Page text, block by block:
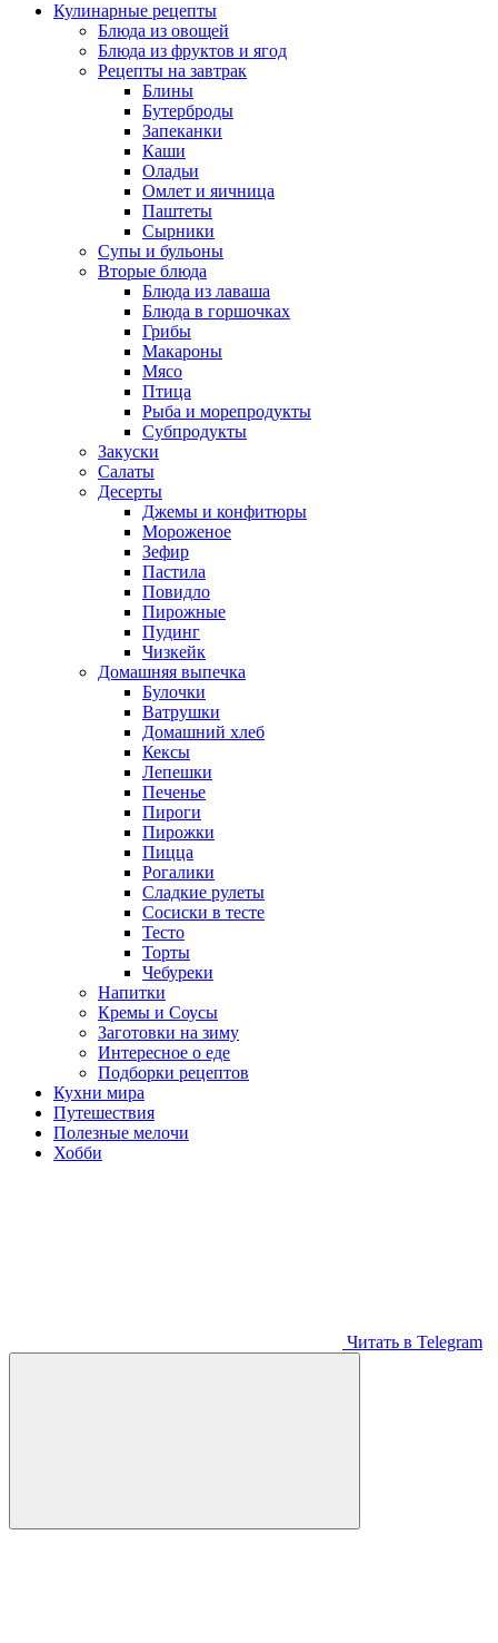
Кулинарные рецепты
Блюда из овощей
Блюда из фруктов и ягод
Рецепты на завтрак
Блины
Бутерброды
Запеканки
Каши
Оладьи
Омлет и яичница
Паштеты
Сырники
Супы и бульоны
Вторые блюда
Блюда из лаваша
Блюда в горшочках
Грибы
Макароны
Мясо
Птица
Рыба и морепродукты
Субпродукты
Закуски
Салаты
Десерты
Джемы и конфитюры
Мороженое
Зефир
Пастила
Повидло
Пирожные
Пудинг
Чизкейк
Домашняя выпечка
Булочки
Ватрушки
Домашний хлеб
Кексы
Лепешки
Печенье
Пироги
Пирожки
Пицца
Рогалики
Сладкие рулеты
Сосиски в тесте
Тесто
Торты
Чебуреки
Напитки
Кремы и Соусы
Заготовки на зиму
Интересное о еде
Подборки рецептов
Кухни мира
Путешествия
Полезные мелочи
Хобби
Читать в Telegram